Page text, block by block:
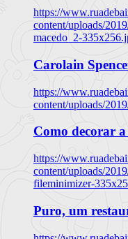
https://
content/uploads/
macedo_2-
Carolain
https://
content/uploads/
Como decorar
https://
content/uploads/
fileminimizer-
Puro, um